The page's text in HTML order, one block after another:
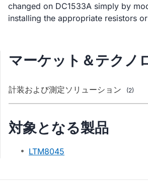
changed on DC1533A simply by
installing the appropriate resistors
マーケット＆テクノ
計装および測定ソリューション (2)
対象となる製品
LTM8045